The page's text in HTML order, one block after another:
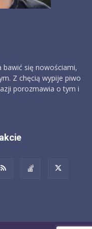
bawić się nowościami,
Z chęcią wypije piwo
porozmawia o tym i